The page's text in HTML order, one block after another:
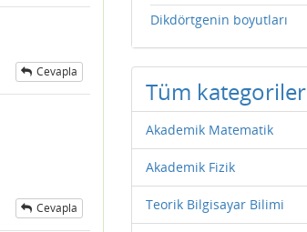
Cevapla
Cevapla
Dikdörtgenin boyutları
Tüm kategoriler
Akademik Matematik
Akademik Fizik
Teorik Bilgisayar Bilimi